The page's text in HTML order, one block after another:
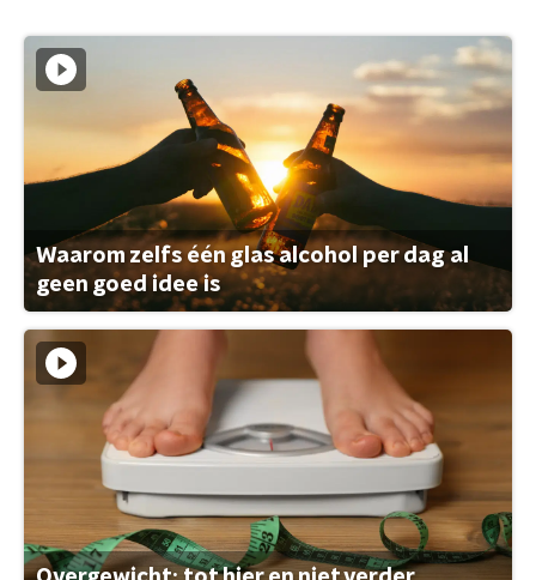
Waarom zelfs één glas alcohol per dag al
geen goed idee is